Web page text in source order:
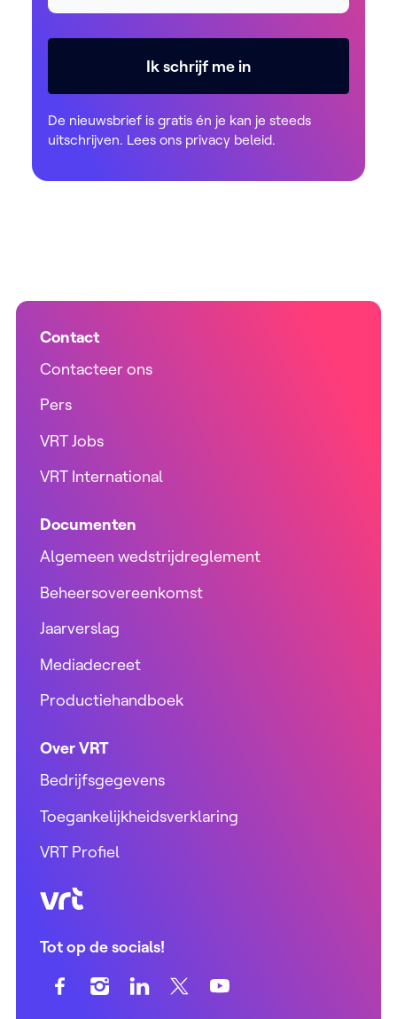
Ik schrijf me in
De nieuwsbrief is gratis én je kan je steeds
uitschrijven. Lees ons privacy beleid.
Contact
Contacteer ons
Pers
VRT Jobs
VRT International
Documenten
Algemeen wedstrijdreglement
Beheersovereenkomst
Jaarverslag
Mediadecreet
Productiehandboek
Over VRT
Bedrijfsgegevens
Toegankelijkheidsverklaring
VRT Profiel
VRT (home)
Tot op de socials!